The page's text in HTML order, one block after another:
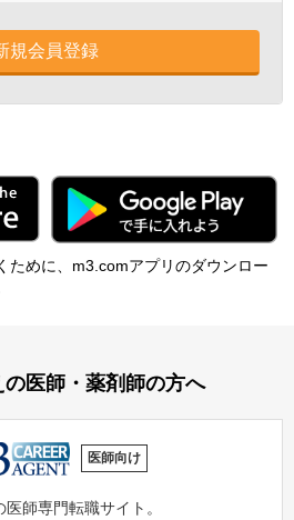
規会員登録
ために、m3.comアプリのダウンロー
医師・薬剤師の方へ
医師向け
師専門転職サイト。